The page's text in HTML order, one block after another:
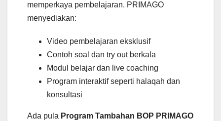
memperkaya pembelajaran. PRIMAGO
menyediakan:
Video pembelajaran eksklusif
Contoh soal dan try out berkala
Modul belajar dan live coaching
Program interaktif seperti halaqah dan
konsultasi
Ada pula Program Tambahan BOP PRIMAGO